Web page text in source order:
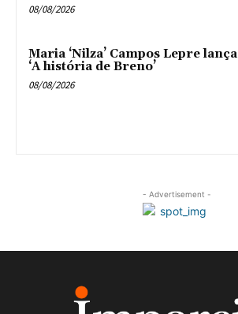
08/08/2026
Maria ‘Nilza’ Campos Lepre lança
‘A história de Breno’
08/08/2026
- Advertisement -